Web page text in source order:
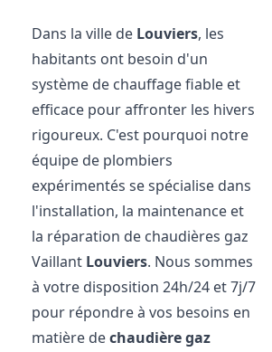
Dans la ville de Louviers, les
habitants ont besoin d'un
système de chauffage fiable et
efficace pour affronter les hivers
rigoureux. C'est pourquoi notre
équipe de plombiers
expérimentés se spécialise dans
l'installation, la maintenance et
la réparation de chaudières gaz
Vaillant Louviers. Nous sommes
à votre disposition 24h/24 et 7j/7
pour répondre à vos besoins en
matière dechaudière gaz